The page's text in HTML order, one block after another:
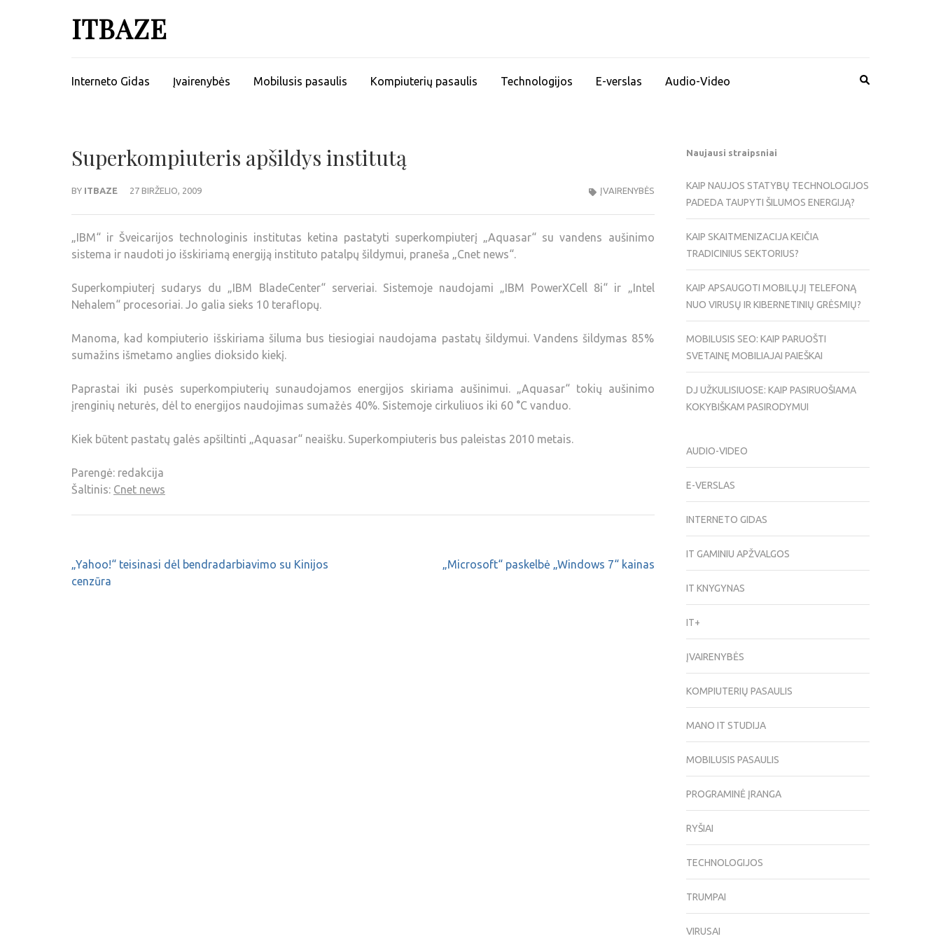
ITBAZE
Interneto Gidas Įvairenybės Mobilusis pasaulis Kompiuterių pasaulis Technologijos E-verslas Audio-Video
Superkompiuteris apšildys institutą
BY ITBAZE 27 BIRŽELIO, 2009 ĮVAIRENYBĖS
„IBM“ ir Šveicarijos technologinis institutas ketina pastatyti superkompiuterį „Aquasar“ su vandens aušinimo
sistema ir naudoti jo išskiriamą energiją instituto patalpų šildymui, praneša „Cnet news“.
Superkompiuterį sudarys du „IBM BladeCenter“ serveriai. Sistemoje naudojami „IBM PowerXCell 8i“ ir „Intel
Nehalem“ procesoriai. Jo galia sieks 10 teraflopų.
Manoma, kad kompiuterio išskiriama šiluma bus tiesiogiai naudojama pastatų šildymui. Vandens šildymas 85%
sumažins išmetamo anglies dioksido kiekį.
Paprastai iki pusės superkompiuterių sunaudojamos energijos skiriama aušinimui. „Aquasar“ tokių aušinimo
įrenginių neturės, dėl to energijos naudojimas sumažės 40%. Sistemoje cirkuliuos iki 60 °C vanduo.
Kiek būtent pastatų galės apšiltinti „Aquasar“ neaišku. Superkompiuteris bus paleistas 2010 metais.
Parengė: redakcija
Šaltinis: Cnet news
„Yahoo!“ teisinasi dėl bendradarbiavimo su Kinijos
cenzūra
„Microsoft“ paskelbė „Windows 7“ kainas
Naujausi straipsniai
KAIP NAUJOS STATYBŲ TECHNOLOGIJOS
PADEDA TAUPYTI ŠILUMOS ENERGIJĄ?
KAIP SKAITMENIZACIJA KEIČIA
TRADICINIUS SEKTORIUS?
KAIP APSAUGOTI MOBILŲJĮ TELEFONĄ
NUO VIRUSŲ IR KIBERNETINIŲ GRĖSMIŲ?
MOBILUSIS SEO: KAIP PARUOŠTI
SVETAINĘ MOBILIAJAI PAIEŠKAI
DJ UŽKULISIUOSE: KAIP PASIRUOŠIAMA
KOKYBIŠKAM PASIRODYMUI
AUDIO-VIDEO
E-VERSLAS
INTERNETO GIDAS
IT GAMINIU APŽVALGOS
IT KNYGYNAS
IT+
ĮVAIRENYBĖS
KOMPIUTERIŲ PASAULIS
MANO IT STUDIJA
MOBILUSIS PASAULIS
PROGRAMINĖ ĮRANGA
RYŠIAI
TECHNOLOGIJOS
TRUMPAI
VIRUSAI